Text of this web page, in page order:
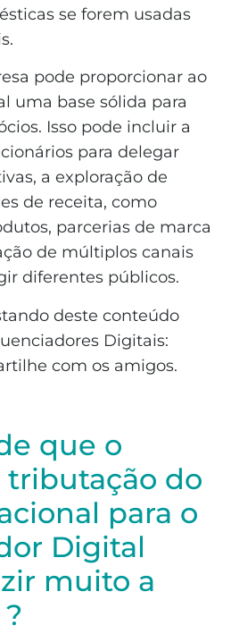
se forem usadas
pode proporcionar ao
uma base sólida para
Isso pode incluir a
para delegar
a exploração de
de receita, como
parcerias de marca
de múltiplos canais
diferentes públicos.
deste conteúdo
Digitais:
com os amigos.
que o
do
para o
Digital
muito a